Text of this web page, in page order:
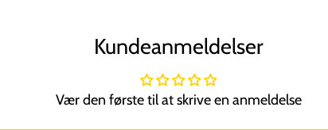
Kundeanmeldelser
Vær den første til at skrive en anmeldelse